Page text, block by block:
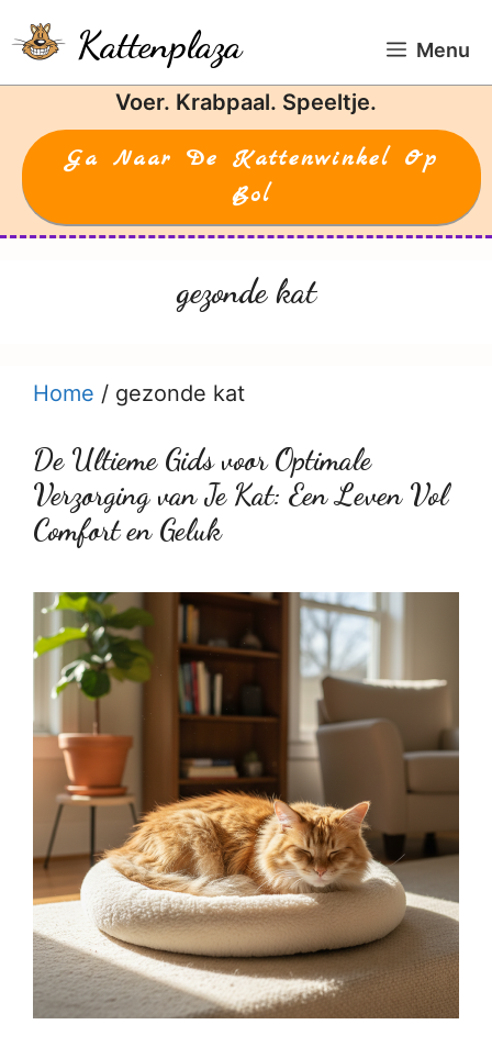
naar
de
Kattenplaza Menu
Voer. Krabpaal. Speeltje.
Ga Naar De Kattenwinkel Op
Bol
gezonde kat
Home / gezonde kat
De Ultieme Gids voor Optimale
Verzorging van Je Kat: Een Leven Vol
Comfort en Geluk